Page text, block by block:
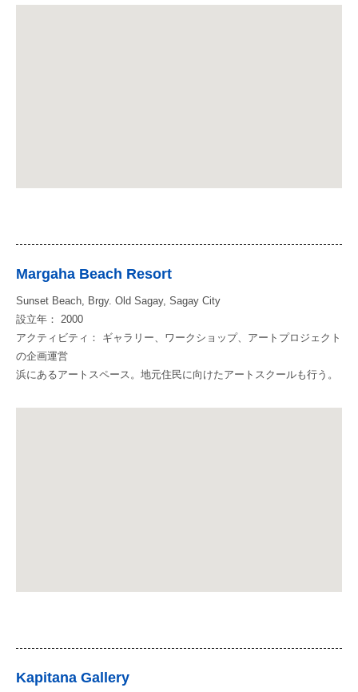
Margaha Beach Resort
Sunset Beach, Brgy. Old Sagay, Sagay City
設立年： 2000
アクティビティ： ギャラリー、ワークショップ、アートプロジェクト
の企画運営
浜にあるアートスペース。地元住民に向けたアートスクールも行う。
Kapitana Gallery